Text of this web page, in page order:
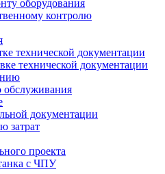
оборудования
контролю
технической документации
технической документации
обслуживания
документации
затрат
проекта
с ЧПУ